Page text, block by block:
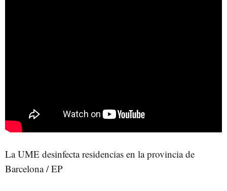
La UME desinfecta residencias en la provincia de
Barcelona / EP